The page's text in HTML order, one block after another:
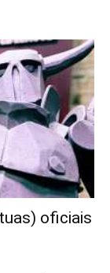
oficiais